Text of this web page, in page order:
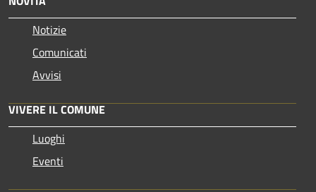
Notizie
Comunicati
Avvisi
VIVERE IL COMUNE
Luoghi
Eventi